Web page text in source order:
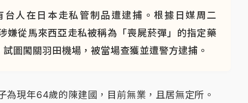
台人在日本走私管制品遭逮捕。根據日媒周二
嫌從馬來西亞走私被稱為「喪屍菸彈」的指定藥
圖闖關羽田機場，被當場查獲並遭警方逮捕。
為現年64歲的陳建國，目前無業，且居無定所。